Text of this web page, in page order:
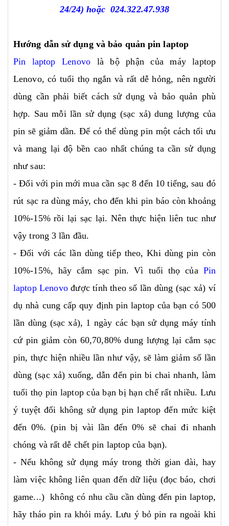
24/24) hoặc024.322.47.938
Hướng dẫn sử dụng và bảo quản pin laptop
Pin laptop Lenovolà bộ phận của máy laptop
Lenovo, có tuổi thọ ngắn và rất dễ hỏng, nên người
dùng cần phải biết cách sử dụng và bảo quản phù
hợp. Sau mỗi lần sử dụng (sạc xả) dung lượng của
pin sẽ giảm dần. Để có thể dùng pin một cách tối ưu
và mang lại độ bền cao nhất chúng ta cần sử dụng
như sau:
- Đối với pin mới mua cần sạc 8 đến 10 tiếng, sau đó
rút sạc ra dùng máy, cho đến khi pin báo còn khoảng
10%-15% rồi lại sạc lại. Nên thực hiện liên tuc như
vậy trong 3 lần đầu.
- Đối với các lần dùng tiếp theo, Khi dùng pin còn
10%-15%, hãy cắm sạc pin. Vì tuổi thọ của Pin
laptop Lenovođược tính theo số lần dùng (sạc xả) ví
dụ nhà cung cấp quy định pin laptop của bạn có 500
lần dùng (sạc xả), 1 ngày các bạn sử dụng máy tính
cứ pin giảm còn 60,70,80% dung lượng lại cắm sạc
pin, thực hiện nhiều lần như vậy, sẽ làm giảm số lần
dùng (sạc xả) xuống, dẫn đến pin bi chai nhanh, làm
tuổi thọ pin laptop của bạn bị hạn chế rất nhiều. Lưu
ý tuyệt đối không sử dụng pin laptop đến mức kiệt
đến 0%. (pin bị vài lần đến 0% sẽ chai đi nhanh
chóng và rất dễ chết pin laptop của bạn).
- Nếu không sử dụng máy trong thời gian dài, hay
làm việc không liên quan đến dữ liệu (đọc báo, chơi
game...) không có nhu cầu cần dùng đến pin laptop,
hãy tháo pin ra khỏi máy. Lưu ý bỏ pin ra ngoài khi